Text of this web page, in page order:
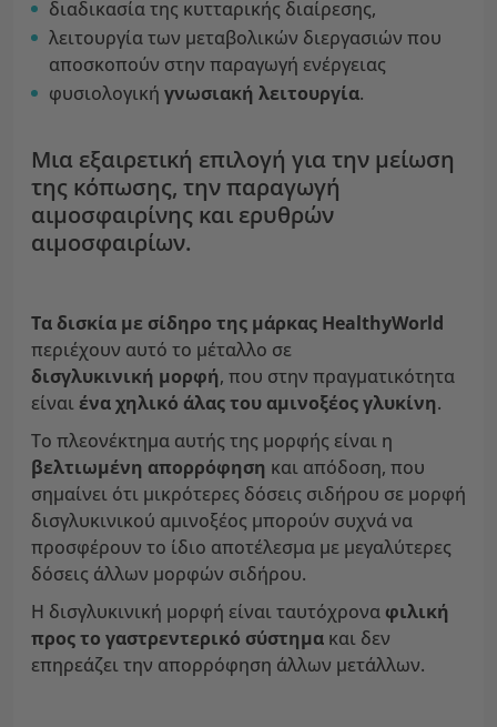
διαδικασία της κυτταρικής διαίρεσης,
λειτουργία των μεταβολικών διεργασιών που
αποσκοπούν στην παραγωγή ενέργειας
φυσιολογική γνωσιακή λειτουργία.
Μια εξαιρετική επιλογή για την μείωση
της κόπωσης, την παραγωγή
αιμοσφαιρίνης και ερυθρών
αιμοσφαιρίων.
Τα δισκία με σίδηρο της μάρκας HealthyWorld
περιέχουν αυτό το μέταλλο σε
δισγλυκινική μορφή, που στην πραγματικότητα
είναιένα χηλικό άλας του αμινοξέος γλυκίνη.
Το πλεονέκτημα αυτής της μορφής είναι η
βελτιωμένη απορρόφηση και απόδοση, που
σημαίνει ότι μικρότερες δόσεις σιδήρου σε μορφή
δισγλυκινικού αμινοξέος μπορούν συχνά να
προσφέρουν το ίδιο αποτέλεσμα με μεγαλύτερες
δόσεις άλλων μορφών σιδήρου.
Η δισγλυκινική μορφή είναι ταυτόχρονα φιλική
προς το γαστρεντερικό σύστημα και δεν
επηρεάζει την απορρόφηση άλλων μετάλλων.